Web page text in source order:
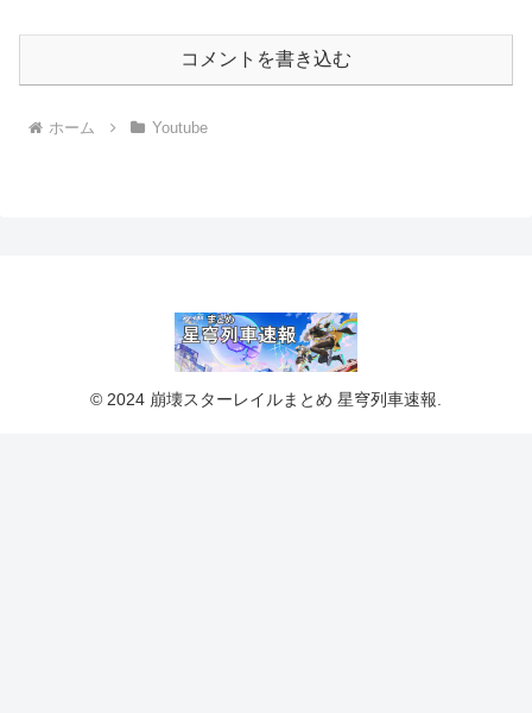
コメントを書き込む
ホーム Youtube
© 2024 崩壊スターレイルまとめ 星穹列車速報.